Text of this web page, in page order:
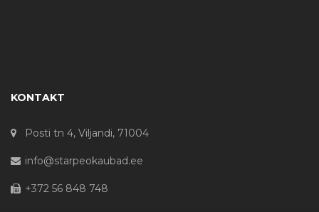
KONTAKT
Posti tn 4, Viljandi, 71004
info@starpeokaubad.ee
+372 56 848 748